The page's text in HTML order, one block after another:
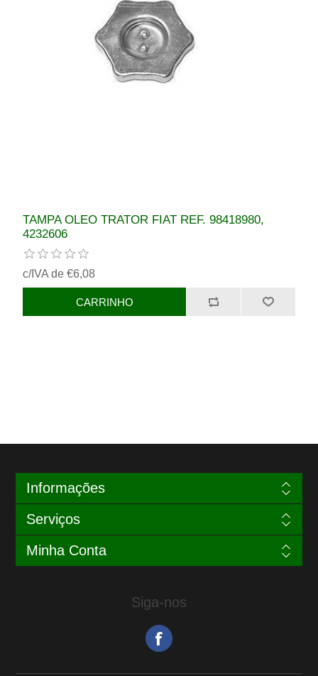
TAMPA OLEO TRATOR FIAT REF. 98418980,
4232606
c/IVA de €6,08
Informações
Serviços
Minha Conta
Siga-nos